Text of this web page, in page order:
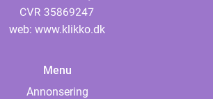
web: www.klikko.dk
Menu
Annonsering